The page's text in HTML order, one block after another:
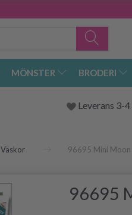
MÖNSTER BRODERI
Leverans 3-
Väskor 96695 Mini Moon
96695